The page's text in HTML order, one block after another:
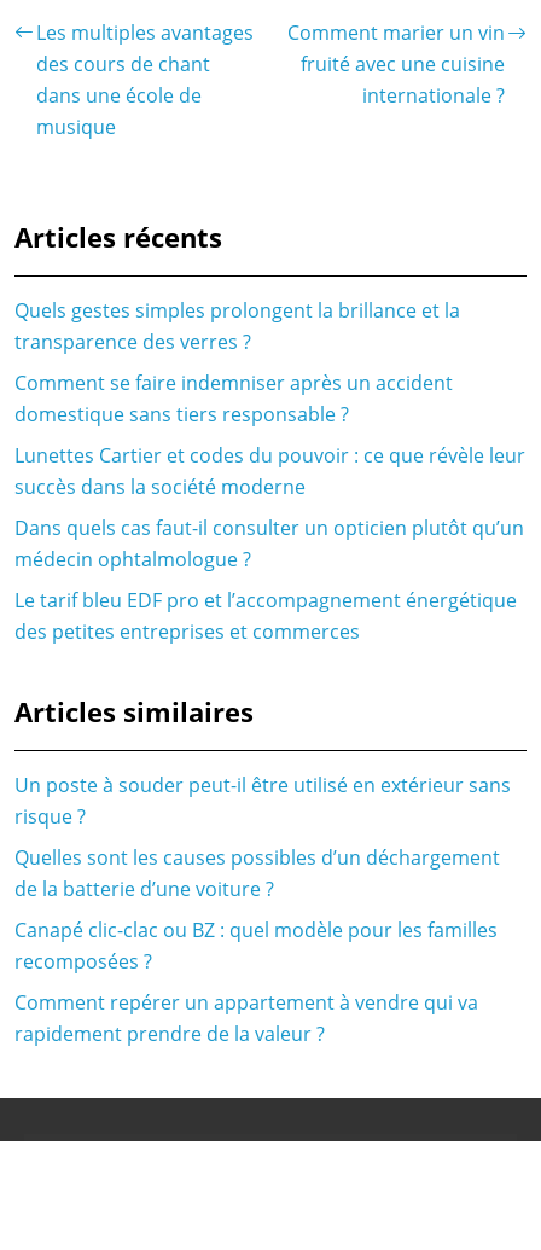
Les multiples avantages
des cours de chant
dans une école de
musique
Comment marier un vin
fruité avec une cuisine
internationale ?
Articles récents
Quels gestes simples prolongent la brillance et la
transparence des verres ?
Comment se faire indemniser après un accident
domestique sans tiers responsable ?
Lunettes Cartier et codes du pouvoir : ce que révèle leur
succès dans la société moderne
Dans quels cas faut-il consulter un opticien plutôt qu’un
médecin ophtalmologue ?
Le tarif bleu EDF pro et l’accompagnement énergétique
des petites entreprises et commerces
Articles similaires
Un poste à souder peut-il être utilisé en extérieur sans
risque ?
Quelles sont les causes possibles d’un déchargement
de la batterie d’une voiture ?
Canapé clic-clac ou BZ : quel modèle pour les familles
recomposées ?
Comment repérer un appartement à vendre qui va
rapidement prendre de la valeur ?